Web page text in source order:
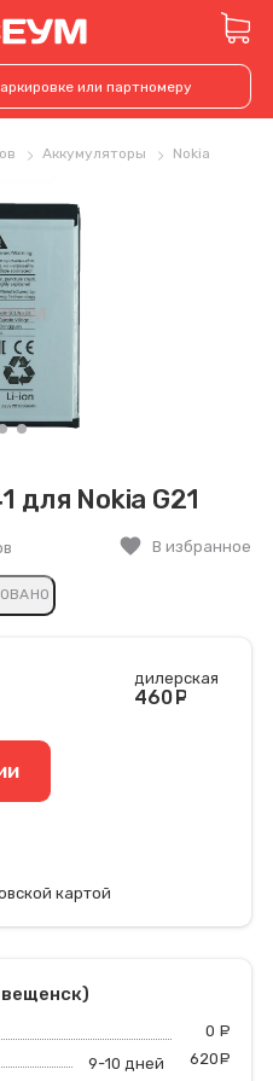
Аккумуляторы Nokia
для Nokia G21
favorite В избранное
дилерская
460
картой
0
9-10 дней 620